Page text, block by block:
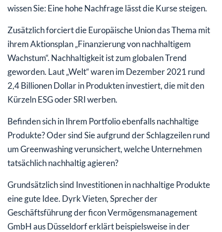
wissen Sie: Eine hohe Nachfrage lässt die Kurse steigen.
Zusätzlich forciert die Europäische Union das Thema mit
ihrem Aktionsplan „Finanzierung von nachhaltigem
Wachstum“. Nachhaltigkeit ist zum globalen Trend
geworden. Laut „Welt“ waren im Dezember 2021 rund
2,4 Billionen Dollar in Produkten investiert, die mit den
Kürzeln ESG oder SRI werben.
Befinden sich in Ihrem Portfolio ebenfalls nachhaltige
Produkte? Oder sind Sie aufgrund der Schlagzeilen rund
um Greenwashing verunsichert, welche Unternehmen
tatsächlich nachhaltig agieren?
Grundsätzlich sind Investitionen in nachhaltige Produkte
eine gute Idee. Dyrk Vieten, Sprecher der
Geschäftsführung der ficon Vermögensmanagement
GmbH aus Düsseldorf erklärt beispielsweise in der